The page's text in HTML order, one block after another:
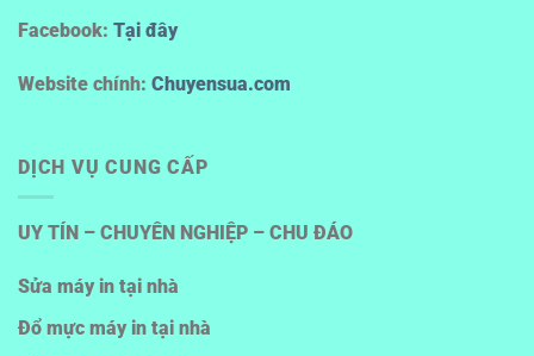
Facebook: Tại đây
Website chính: Chuyensua.com
DỊCH VỤ CUNG CẤP
UY TÍN – CHUYÊN NGHIỆP – CHU ĐÁO
Sửa máy in tại nhà
Đổ mực máy in tại nhà